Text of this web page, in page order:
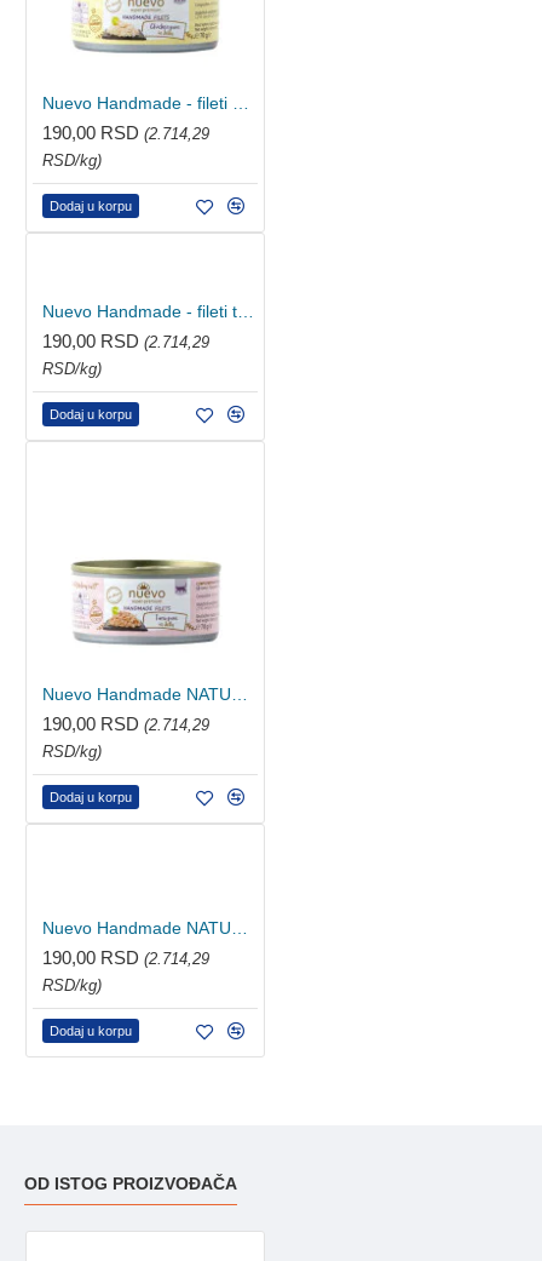
190,00 RSD (2.714,29
RSD/kg)
Dodaj u korpu
190,00 RSD (2.714,29
RSD/kg)
Dodaj u korpu
190,00 RSD (2.714,29
RSD/kg)
Dodaj u korpu
190,00 RSD (2.714,29
RSD/kg)
Dodaj u korpu
OD ISTOG PROIZVOĐAČA